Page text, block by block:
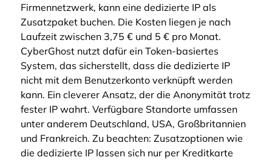
Firmennetzwerk, kann eine dedizierte IP als
Zusatzpaket buchen. Die Kosten liegen je nach
Laufzeit zwischen 3,75 € und 5 € pro Monat.
CyberGhost nutzt dafür ein Token-basiertes
System, das sicherstellt, dass die dedizierte IP
nicht mit dem Benutzerkonto verknüpft werden
kann. Ein cleverer Ansatz, der die Anonymität trotz
fester IP wahrt. Verfügbare Standorte umfassen
unter anderem Deutschland, USA, Großbritannien
und Frankreich. Zu beachten: Zusatzoptionen wie
die dedizierte IP lassen sich nur per Kreditkarte